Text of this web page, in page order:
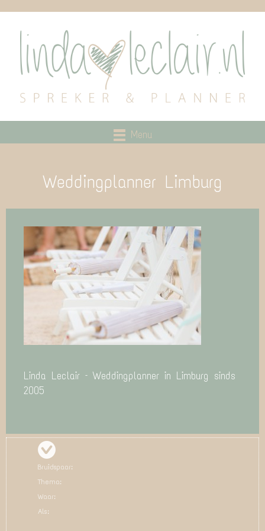
Menu
Weddingplanner Limburg
Linda Leclair – Weddingplanner in Limburg sinds
2005
Bruidspaar:
Thema:
Waar:
Als: